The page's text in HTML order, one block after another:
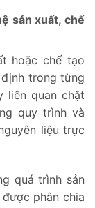
sản xuất, chế
hoặc chế tạo
trong từng
liên quan chặt
quy trình và
liệu trực
quá trình sản
phân chia